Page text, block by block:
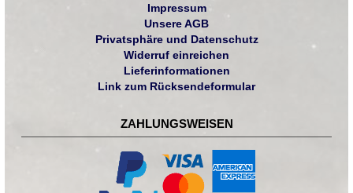
Impressum
Unsere AGB
Privatsphäre und Datenschutz
Widerruf einreichen
Lieferinformationen
Link zum Rücksendeformular
ZAHLUNGSWEISEN